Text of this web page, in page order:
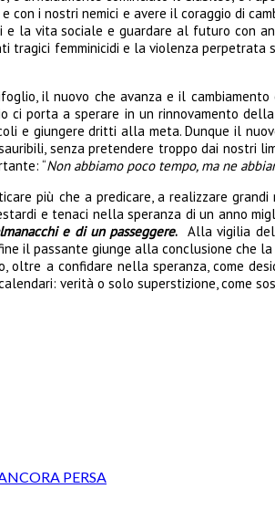
i nostri nemici e avere il coraggio di
la vita sociale e guardare al futuro con
femminicidi e la violenza perpetrata
il nuovo che avanza e il
ci porta a sperare in un rinnovamento
e giungere dritti alla meta. Dunque il
senza pretendere troppo dai
“Non abbiamo poco tempo, ma ne
più che a predicare, a realizzare
e tenaci nella speranza di un anno
e di un passeggere. Alla vigilia
il passante giunge alla conclusione
a confidare nella speranza, come
verità o solo superstizione, come
PERSA